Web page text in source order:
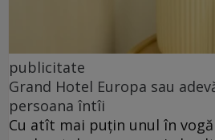
publicitate
Grand Hotel Europa sau
persoana întîi
Cu atît mai puțin unul în